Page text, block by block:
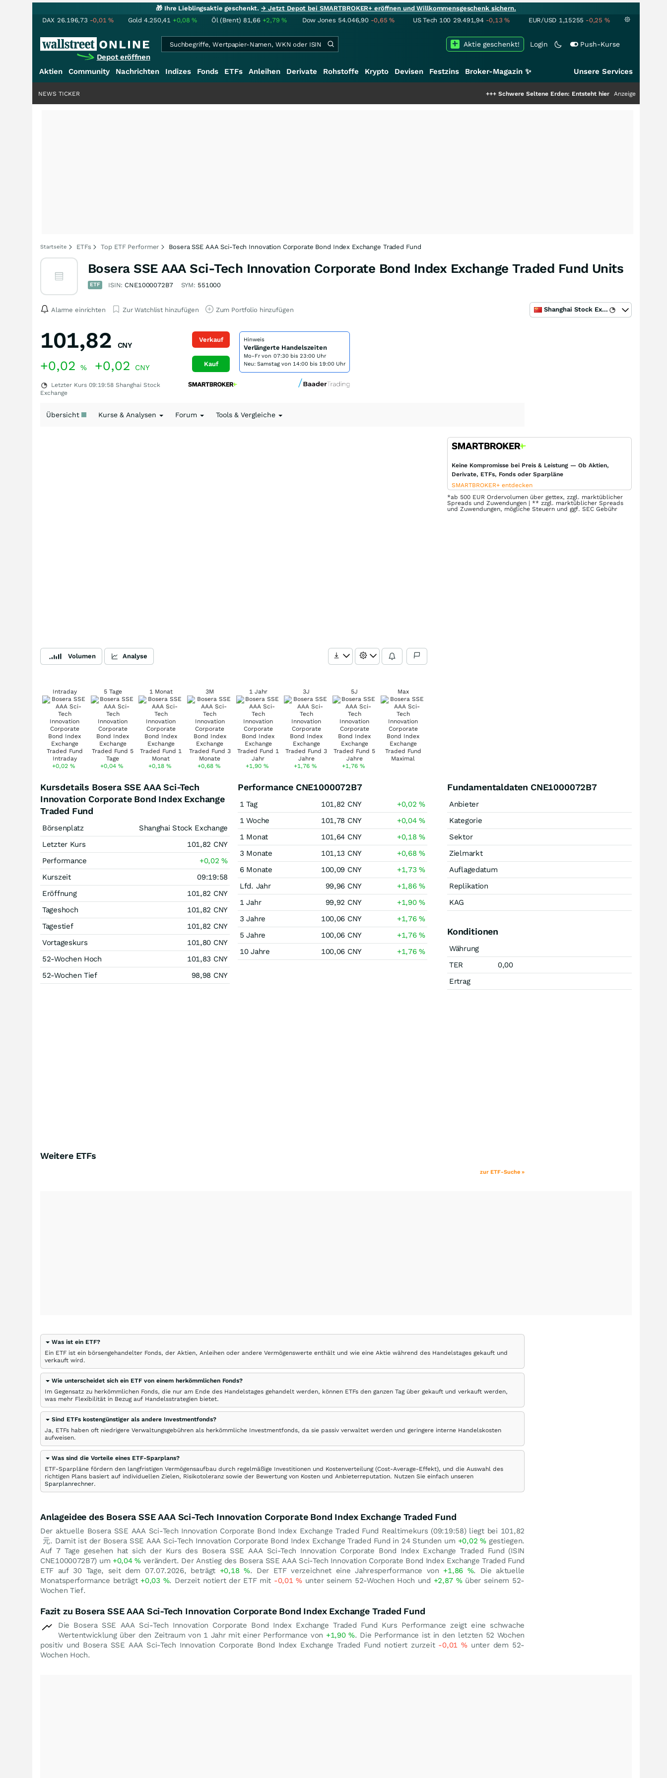
🎁 Ihre Lieblingsaktie geschenkt.→ Jetzt Depot bei SMARTBROKER+ eröffnen und Willkommensgeschenk sichern.
DAX 26.196,73 -0,01% Gold 4.250,41 +0,08% Öl (Brent) 81,66 +2,79% Dow Jones 54.046,90 -0,65% US Tech 100 29.491,94 -0,13% EUR/USD 1,15255 -0,25 %
Depot eröffnen
Login Push-Kurse
Aktie geschenkt!
Aktien Community Nachrichten Indizes Fonds ETFs Anleihen Derivate Rohstoffe Krypto Devisen Festzins Broker-Magazin ✨ Unsere Services
Schwere Seltene Erden: Entsteht hier die nächste Milliardenstory?
Anzeige
NEWS TICKER
Startseite ETFs Top ETF Performer Bosera SSE AAA Sci-Tech Innovation Corporate Bond Index Exchange Traded Fund
Bosera SSE AAA Sci-Tech Innovation Corporate Bond Index Exchange Traded Fund Units
ETF ISIN: CNE1000072B7 SYM: 551000
Alarme einrichten Zur Watchlist hinzufügen Zum Portfolio hinzufügen Shanghai Stock Exchange
101,82 CNY
+0,02 % +0,02 CNY
Letzter Kurs 09:19:58 Shanghai Stock
Exchange
Verkauf
Kauf
Hinweis
Verlängerte Handelszeiten
Mo-Fr von 07:30 bis 23:00 Uhr
Neu: Samstag von 14:00 bis 19:00 Uhr
Übersicht Kurse & Analysen Forum Tools & Vergleiche
Volumen Analyse
Intraday
+0,02%
5 Tage
+0,04%
1 Monat
+0,18%
3M
+0,68 %
1 Jahr
+1,90%
3J
+1,76 %
5J
+1,76%
Max
Keine Kompromisse bei Preis & Leistung — Ob Aktien,
Derivate, ETFs, Fonds oder Sparpläne
SMARTBROKER+ entdecken
*ab 500 EUR Ordervolumen über gettex, zzgl. marktüblicher
Spreads und Zuwendungen | ** zzgl. marktüblicher Spreads
und Zuwendungen, mögliche Steuern und ggf. SEC Gebühr
Kursdetails Bosera SSE AAA Sci-Tech
Innovation Corporate Bond Index Exchange
Traded Fund
Börsenplatz
Shanghai Stock Exchange
Letzter Kurs
101,82 CNY
Performance
+0,02%
Kurszeit
09:19:58
Eröffnung
101,82 CNY
Tageshoch
101,82 CNY
Tagestief
101,82 CNY
Vortageskurs
101,80 CNY
52-Wochen Hoch
101,83 CNY
52-Wochen Tief
98,98 CNY
Performance CNE1000072B7
1 Tag 101,82 CNY +0,02%
1 Woche
101,78 CNY +0,04%
1 Monat
101,64 CNY +0,18%
3 Monate
101,13 CNY +0,68%
6 Monate
100,09 CNY +1,73%
Lfd. Jahr
99,96 CNY +1,86%
1 Jahr
99,92 CNY +1,90%
3 Jahre
100,06 CNY +1,76%
5 Jahre
100,06 CNY +1,76%
10 Jahre
100,06 CNY +1,76%
Fundamentaldaten CNE1000072B7
Anbieter
Kategorie
Sektor
Zielmarkt
Auflagedatum
Replikation
KAG
Konditionen
Währung
TER
0,00
Ertrag
Weitere ETFs
zur ETF-Suche »
Was ist ein ETF?
Ein ETF ist ein börsengehandelter Fonds, der Aktien, Anleihen oder andere Vermögenswerte enthält und wie eine Aktie während des Handelstages gekauft und
verkauft wird.
Wie unterscheidet sich ein ETF von einem herkömmlichen Fonds?
Im Gegensatz zu herkömmlichen Fonds, die nur am Ende des Handelstages gehandelt werden, können ETFs den ganzen Tag über gekauft und verkauft werden,
was mehr Flexibilität in Bezug auf Handelsstrategien bietet.
Sind ETFs kostengünstiger als andere Investmentfonds?
Ja, ETFs haben oft niedrigere Verwaltungsgebühren als herkömmliche Investmentfonds, da sie passiv verwaltet werden und geringere interne Handelskosten
aufweisen.
Was sind die Vorteile eines ETF-Sparplans?
ETF-Sparpläne fördern den langfristigen Vermögensaufbau durch regelmäßige Investitionen und Kostenverteilung (Cost-Average-Effekt), und die Auswahl des
richtigen Plans basiert auf individuellen Zielen, Risikotoleranz sowie der Bewertung von Kosten und Anbieterreputation. Nutzen Sie einfach unseren
Sparplanrechner.
Anlageidee des Bosera SSE AAA Sci-Tech Innovation Corporate Bond Index Exchange Traded Fund
Der aktuelle Bosera SSE AAA Sci-Tech Innovation Corporate Bond Index Exchange Traded Fund Realtimekurs (09:19:58) liegt bei 101,82
元. Damit ist der Bosera SSE AAA Sci-Tech Innovation Corporate Bond Index Exchange Traded Fund in 24 Stunden um +0,02%gestiegen.
Auf 7 Tage gesehen hat sich der Kurs des Bosera SSE AAA Sci-Tech Innovation Corporate Bond Index Exchange Traded Fund (ISIN
CNE1000072B7) um +0,04%verändert. Der Anstieg des Bosera SSE AAA Sci-Tech Innovation Corporate Bond Index Exchange Traded Fund
ETF auf 30 Tage, seit dem 07.07.2026, beträgt +0,18 %. Der ETF verzeichnet eine Jahresperformance von +1,86 %. Die aktuelle
Monatsperformance beträgt +0,03 %. Derzeit notiert der ETF mit -0,01%unter seinem 52-Wochen Hoch und +2,87 %über seinem 52-
Wochen Tief.
Fazit zu Bosera SSE AAA Sci-Tech Innovation Corporate Bond Index Exchange Traded Fund
Die Bosera SSE AAA Sci-Tech Innovation Corporate Bond Index Exchange Traded Fund Kurs Performance zeigt eine schwache
Wertentwicklung über den Zeitraum von 1 Jahr mit einer Performance von +1,90%. Die Performance ist in den letzten 52 Wochen
positiv und Bosera SSE AAA Sci-Tech Innovation Corporate Bond Index Exchange Traded Fund notiert zurzeit -0,01%unter dem 52-
Wochen Hoch.